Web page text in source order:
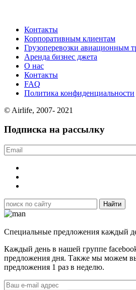
Контакты
Корпоративным клиентам
Грузоперевозки авиационным
Аренда бизнес джета
О нас
Контакты
FAQ
Политика конфиденциальности
© Airlife, 2007- 2021
Подписка на рассылку
Специальные предложения каждый
Каждый день в нашей группе
предложения дня. Также мы можем
предложения 1 раз в неделю.